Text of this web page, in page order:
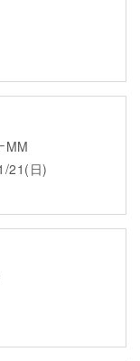
MM
21(日)